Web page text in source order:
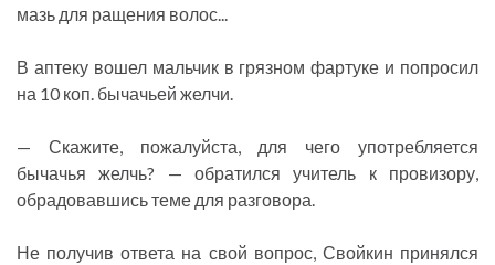
мазь для ращения волос...
В аптеку вошел мальчик в грязном фартуке и попросил
на 10 коп. бычачьей желчи.
— Скажите, пожалуйста, для чего употребляется
бычачья желчь? — обратился учитель к провизору,
обрадовавшись теме для разговора.
Не получив ответа на свой вопрос, Свойкин принялся